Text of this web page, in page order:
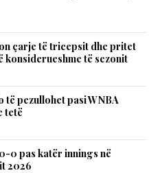
çarje të tricepsit dhe pritet
konsiderueshme të sezonit
të pezullohet pasi WNBA
tetë
0 pas katër innings në
2026